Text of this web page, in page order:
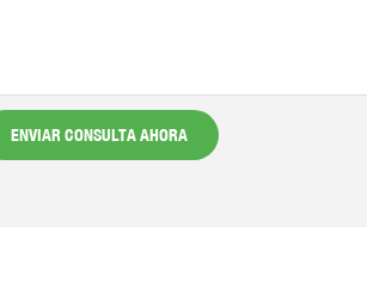
ENVIAR CONSULTA AHORA